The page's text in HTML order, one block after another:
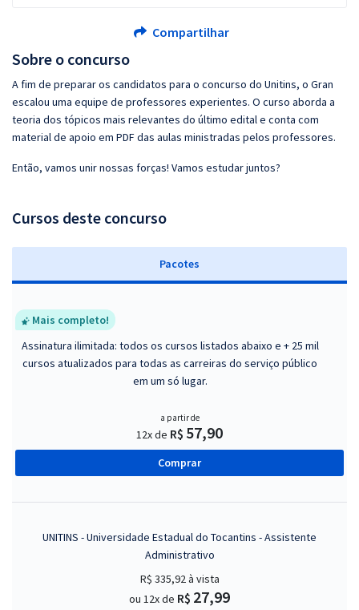
Sobre o concurso
A fim de preparar os candidatos para o concurso do Unitins, o Gran
escalou uma equipe de professores experientes. O curso aborda a
teoria dos tópicos mais relevantes do último edital e conta com
material de apoio em PDF das aulas ministradas pelos professores.
Então, vamos unir nossas forças! Vamos estudar juntos?
Cursos deste concurso
Pacotes
Mais completo!
Assinatura ilimitada: todos os cursos listados abaixo e + 25 mil
cursos atualizados para todas as carreiras do serviço público
em um só lugar.
a partir de
12x de R$ 57,90
Comprar
UNITINS - Universidade Estadual do Tocantins - Assistente
Administrativo
R$ 335,92à vista
ou 12x de R$ 27,99
Compartilhar